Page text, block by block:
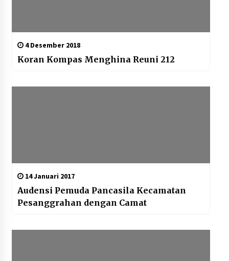
4 Desember 2018
Koran Kompas Menghina Reuni 212
14 Januari 2017
Audensi Pemuda Pancasila Kecamatan
Pesanggrahan dengan Camat